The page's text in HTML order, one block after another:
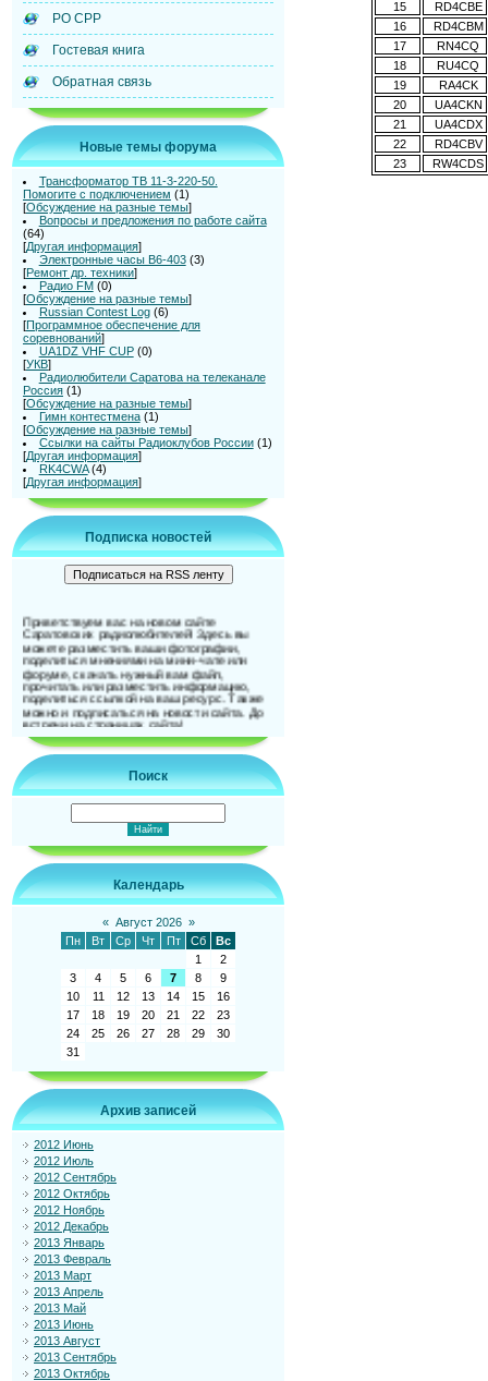
РО СРР
Гостевая книга
Обратная связь
Новые темы форума
Трансформатор ТВ 11-3-220-50.
Помогите с подключением (1)
[Обсуждение на разные темы]
Вопросы и предложения по работе сайта
(64)
[Другая информация]
Электронные часы В6-403 (3)
[Ремонт др. техники]
Радио FM (0)
[Обсуждение на разные темы]
Russian Contest Log (6)
[Программное обеспечение для
соревнований]
UA1DZ VHF CUP (0)
[УКВ]
Радиолюбители Саратова на телеканале
Россия (1)
[Обсуждение на разные темы]
Гимн контестмена (1)
[Обсуждение на разные темы]
Ссылки на сайты Радиоклубов России (1)
[Другая информация]
RK4CWA (4)
[Другая информация]
Подписка новостей
Приветствуем вас на новом сайте
Саратовских радиолюбителей! Здесь вы
можете разместить ваши фотографии,
поделиться мнениями на мини-чате или
форуме, скачать нужный вам файл,
прочитать или разместить информацию,
поделиться ссылкой на ваш ресурс. Также
можно и подписаться на новости сайта. До
встречи на страницах сайта!
Поиск
Календарь
« Август 2026 »
Пн
Вт Ср Чт Пт Сб
Вс
1
2
3
4 5 6 7 8
9
10
11 12 13 14 15
16
17
18 19 20 21 22
23
24
25 26 27 28 29
30
31
Архив записей
2012 Июнь
2012 Июль
2012 Сентябрь
2012 Октябрь
2012 Ноябрь
2012 Декабрь
2013 Январь
2013 Февраль
2013 Март
2013 Апрель
2013 Май
2013 Июнь
2013 Август
2013 Сентябрь
2013 Октябрь
15
RD4CBE
16
RD4CBM
17
RN4CQ
18
RU4CQ
19
RA4CK
20
UA4CKN
21
UA4CDX
22
RD4CBV
23
RW4CDS